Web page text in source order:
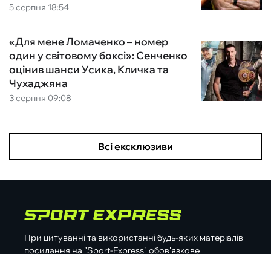
5 серпня 18:54
3 серпня 09:08
«Для мене Ломаченко – номер
один у світовому боксі»: Сенченко
оцінив шанси Усика, Кличка та
Чухаджяна
Всі ексклюзиви
При цитуванні та використанні будь-яких матеріалів
посилання на "Sport-Express" обов'язкове